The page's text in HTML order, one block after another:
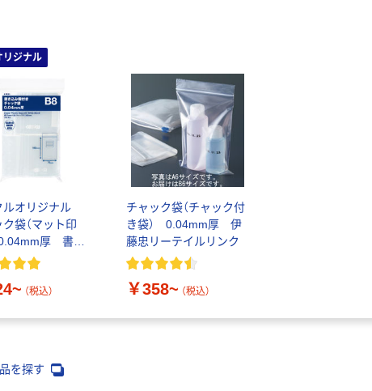
リジナル
ルオリジナル
袋（マット印
厚 書き
付き
（税込）
チャック袋（チャック付
き袋） 0.04mm厚 伊
藤忠リーテイルリンク
￥358~ （税込）
を探す